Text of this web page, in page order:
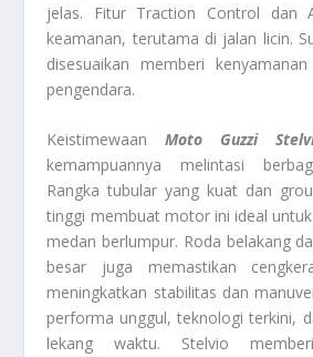
jelas. Fitur Traction Control dan
keamanan, terutama di jalan licin.
disesuaikan memberi
pengendara.
KeistimewaanMoto Guzzi
kemampuannya melintasi
Rangka tubular yang kuat dan
tinggi membuat motor ini ideal
medan berlumpur. Roda belakang
besar juga memastikan
meningkatkan stabilitas dan
performa unggul, teknologi terkini,
lekang waktu. Stelvio